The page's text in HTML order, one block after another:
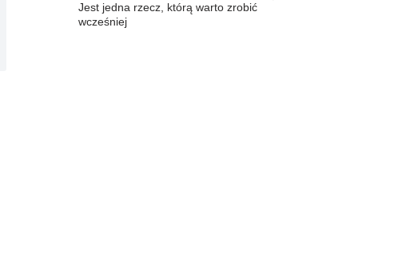
Jest jedna rzecz, którą warto zrobić
wcześniej